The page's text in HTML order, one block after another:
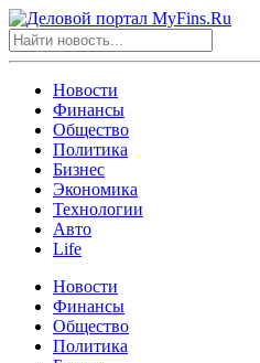
Новости
Финансы
Общество
Политика
Бизнес
Экономика
Технологии
Авто
Life
Новости
Финансы
Общество
Политика